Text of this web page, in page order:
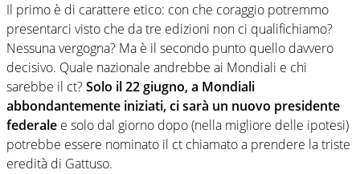
Il primo è di carattere etico: con che coraggio potremmo
presentarci visto che da tre edizioni non ci qualifichiamo?
Nessuna vergogna? Ma è il secondo punto quello davvero
decisivo. Quale nazionale andrebbe ai Mondiali e chi
sarebbe il ct? Solo il 22 giugno, a Mondiali
abbondantemente iniziati, ci sarà un nuovo presidente
federale e solo dal giorno dopo (nella migliore delle ipotesi)
potrebbe essere nominato il ct chiamato a prendere la triste
eredità di Gattuso.